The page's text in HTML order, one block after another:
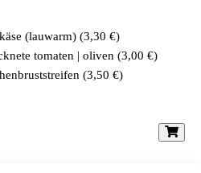
(lauwarm) (3,30 €)
tomaten | oliven (3,00 €)
(3,50 €)